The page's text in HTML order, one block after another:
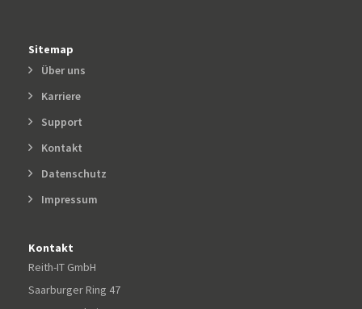
Sitemap
Über uns
Karriere
Support
Kontakt
Datenschutz
Impressum
Kontakt
Reith-IT GmbH
Saarburger Ring 47